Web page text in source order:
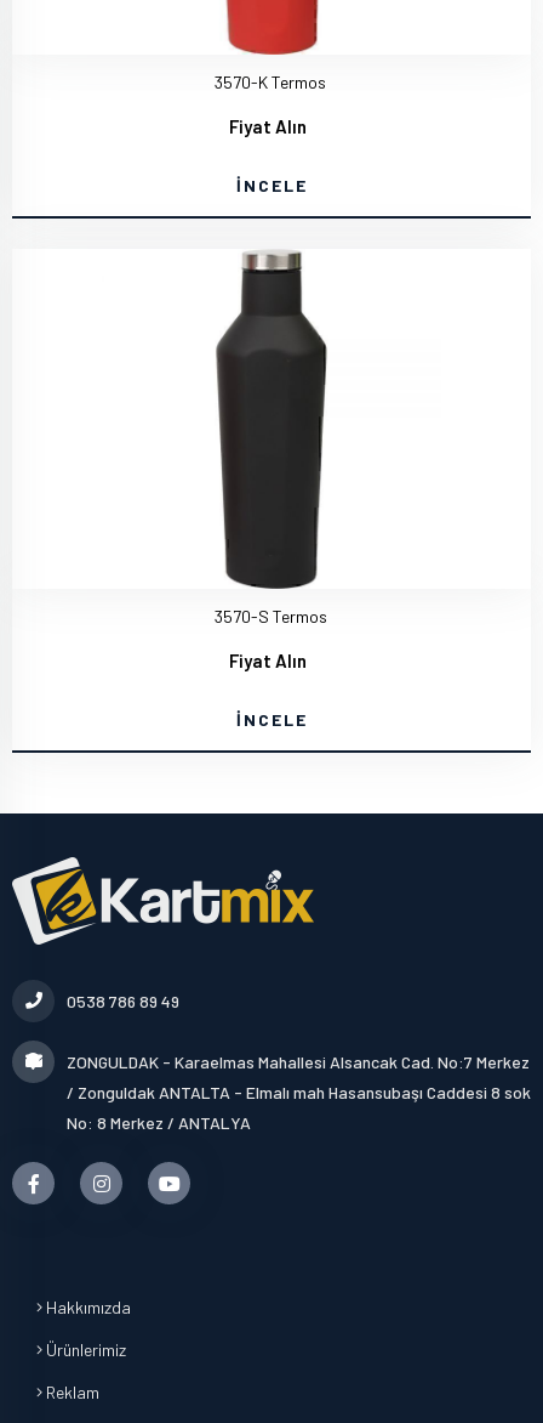
3570-K Termos
Fiyat Alın
İNCELE
3570-S Termos
Fiyat Alın
İNCELE
0538 786 89 49
ZONGULDAK - Karaelmas Mahallesi Alsancak Cad. No:7 Merkez
/ Zonguldak ANTALTA - Elmalı mah Hasansubaşı Caddesi 8 sok
No: 8 Merkez / ANTALYA
Hakkımızda
Ürünlerimiz
Reklam